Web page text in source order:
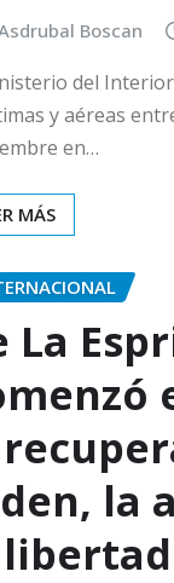
Boscan
del
y aéreas
en…
MÁS
La
la